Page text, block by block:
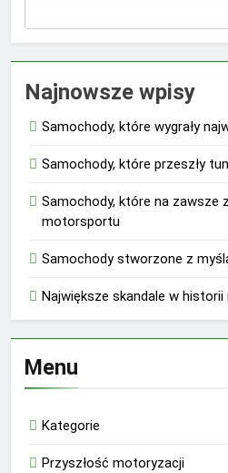
Najnowsze wpisy
Samochody, które wygrały
Samochody, które przeszły
Samochody, które na zawsze
motorsportu
Samochody stworzone z
Największe skandale w
Menu
Kategorie
Przyszłość motoryzacji